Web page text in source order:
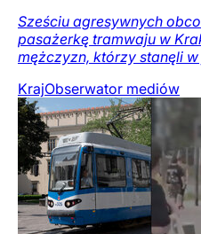
Sześciu agresywnych
pasażerkę tramwaju w
mężczyzn, którzy stanęli
KrajObserwator mediów